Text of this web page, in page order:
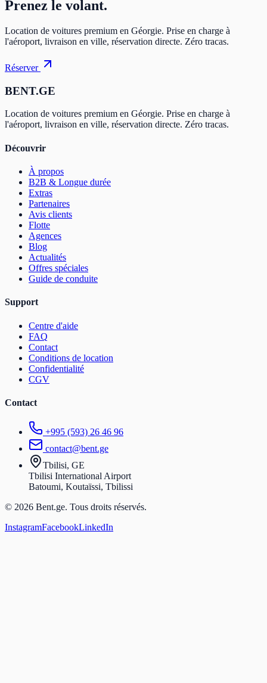
Prenez le volant.
Location de voitures premium en Géorgie. Prise en charge à
l'aéroport, livraison en ville, réservation directe. Zéro tracas.
Réserver
BENT.GE
Location de voitures premium en Géorgie. Prise en charge à
l'aéroport, livraison en ville, réservation directe. Zéro tracas.
Découvrir
À propos
B2B & Longue durée
Extras
Partenaires
Avis clients
Flotte
Agences
Blog
Actualités
Offres spéciales
Guide de conduite
Support
Centre d'aide
FAQ
Contact
Conditions de location
Confidentialité
CGV
Contact
+995 (593) 26 46 96
contact@bent.ge
Tbilisi, GE
Tbilisi International Airport
Batoumi, Koutaïssi, Tbilissi
© 2026 Bent.ge. Tous droits réservés.
InstagramFacebookLinkedIn